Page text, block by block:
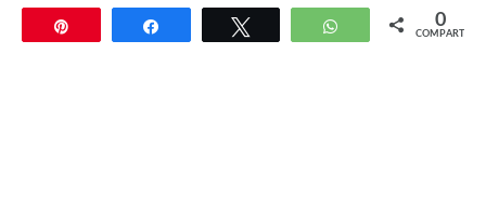
Compartir WhatsApp 0
COMPARTIR